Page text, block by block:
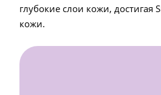
глубокие слои кожи,
кожи.